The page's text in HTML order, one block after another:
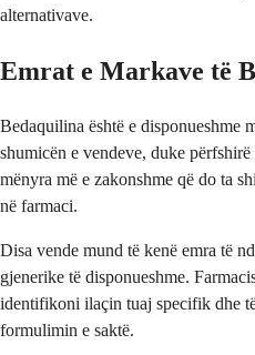
alternativave.
Emrat e Markave të
Bedaquilina është e disponueshme
shumicën e vendeve, duke
mënyra më e zakonshme që do ta
në farmaci.
Disa vende mund të kenë emra të
gjenerike të disponueshme.
identifikoni ilaçin tuaj specifik dhe
formulimin e saktë.